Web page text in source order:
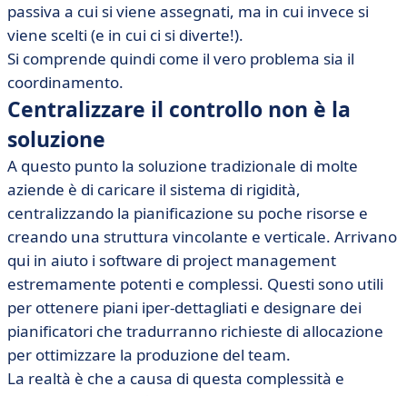
passiva a cui si viene assegnati, ma in cui invece si
viene scelti (e in cui ci si diverte!).
Si comprende quindi come il vero problema sia il
coordinamento.
Centralizzare il controllo non è la
soluzione
A questo punto la soluzione tradizionale di molte
aziende è di caricare il sistema di rigidità,
centralizzando la pianificazione su poche risorse e
creando una struttura vincolante e verticale. Arrivano
qui in aiuto i software di project management
estremamente potenti e complessi. Questi sono utili
per ottenere piani iper-dettagliati e designare dei
pianificatori che tradurranno richieste di allocazione
per ottimizzare la produzione del team.
La realtà è che a causa di questa complessità e